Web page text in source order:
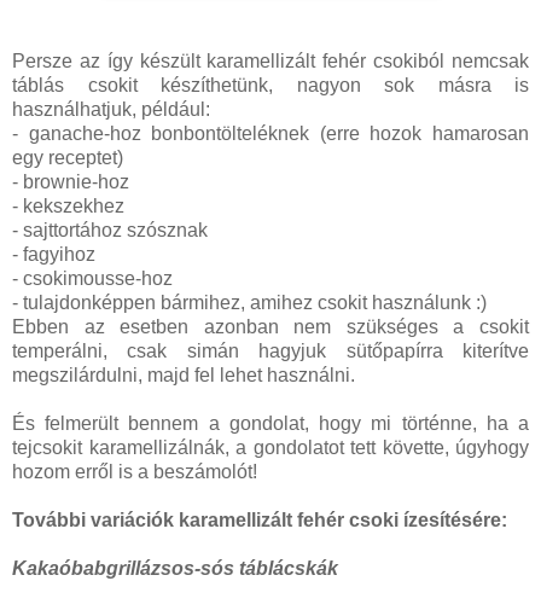
Persze az így készült karamellizált fehér csokiból nemcsak
táblás csokit készíthetünk, nagyon sok másra is
használhatjuk, például:
- ganache-hoz bonbontölteléknek (erre hozok hamarosan
egy receptet)
- brownie-hoz
- kekszekhez
- sajttortához szósznak
- fagyihoz
- csokimousse-hoz
- tulajdonképpen bármihez, amihez csokit használunk :)
Ebben az esetben azonban nem szükséges a csokit
temperálni, csak simán hagyjuk sütőpapírra kiterítve
megszilárdulni, majd fel lehet használni.
És felmerült bennem a gondolat, hogy mi történne, ha a
tejcsokit karamellizálnák, a gondolatot tett követte, úgyhogy
hozom erről is a beszámolót!
További variációk karamellizált fehér csoki ízesítésére:
Kakaóbabgrillázsos-sós táblácskák